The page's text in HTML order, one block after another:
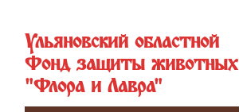
Ульяновский областной
Фонд защиты животных
"Флора и Лавра"